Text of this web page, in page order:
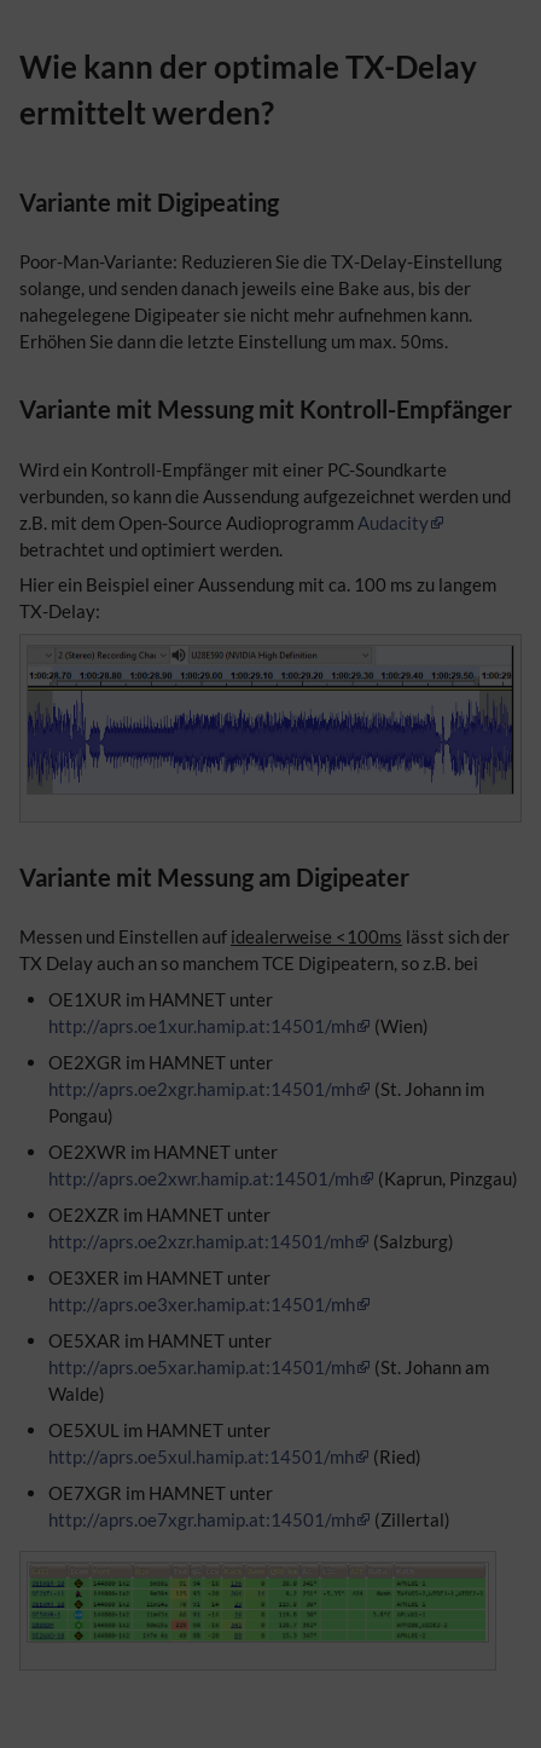
Wie kann der optimale TX-Delay
ermittelt werden?
Variante mit Digipeating
Poor-Man-Variante: Reduzieren Sie die TX-Delay-Einstellung
solange, und senden danach jeweils eine Bake aus, bis der
nahegelegene Digipeater sie nicht mehr aufnehmen kann.
Erhöhen Sie dann die letzte Einstellung um max. 50ms.
Variante mit Messung mit Kontroll-Empfänger
Wird ein Kontroll-Empfänger mit einer PC-Soundkarte
verbunden, so kann die Aussendung aufgezeichnet werden und
z.B. mit dem Open-Source Audioprogramm Audacity
betrachtet und optimiert werden.
Hier ein Beispiel einer Aussendung mit ca. 100 ms zu langem
TX-Delay:
Variante mit Messung am Digipeater
Messen und Einstellen auf idealerweise <100ms lässt sich der
TX Delay auch an so manchem TCE Digipeatern, so z.B. bei
OE1XUR im HAMNET unter
http://aprs.oe1xur.hamip.at:14501/mh
(Wien)
OE2XGR im HAMNET unter
http://aprs.oe2xgr.hamip.at:14501/mh
(St. Johann im
Pongau)
OE2XWR im HAMNET unter
http://aprs.oe2xwr.hamip.at:14501/mh
(Kaprun, Pinzgau)
OE2XZR im HAMNET unter
http://aprs.oe2xzr.hamip.at:14501/mh
(Salzburg)
OE3XER im HAMNET unter
http://aprs.oe3xer.hamip.at:14501/mh
OE5XAR im HAMNET unter
http://aprs.oe5xar.hamip.at:14501/mh
(St. Johann am
Walde)
OE5XUL im HAMNET unter
http://aprs.oe5xul.hamip.at:14501/mh
(Ried)
OE7XGR im HAMNET unter
http://aprs.oe7xgr.hamip.at:14501/mh
(Zillertal)